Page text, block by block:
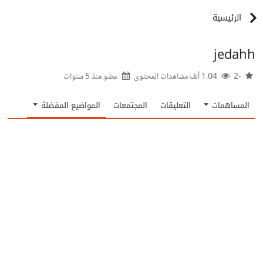
الرئيسية
jedahh
-2 عضو منذ5 سنوات
المساهمات التعليقات المجتمعات المواضيع المفضلة